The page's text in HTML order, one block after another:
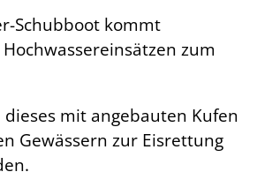
Schubboot kommt
zum
mit angebauten Kufen
Gewässern zur Eisrettung